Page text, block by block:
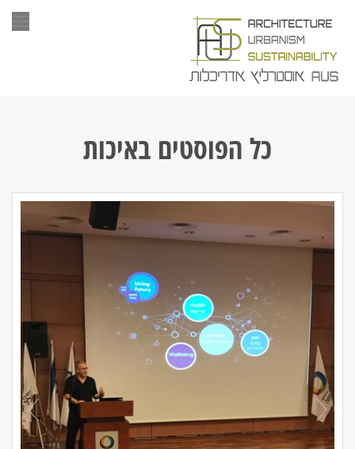
כל הפוסטים באיכות